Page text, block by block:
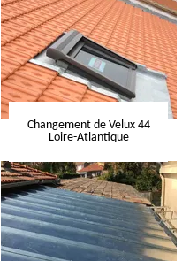
Changement de Velux 44
Loire-Atlantique